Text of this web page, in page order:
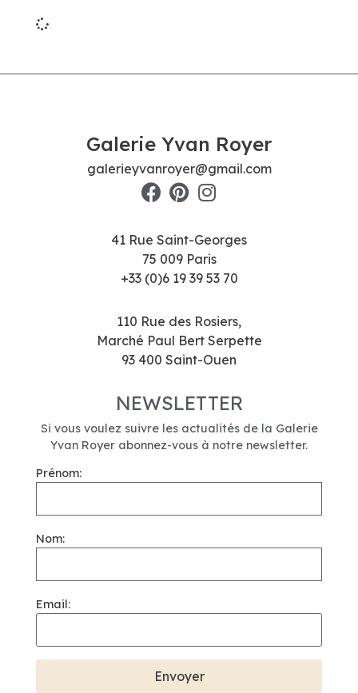
Galerie Yvan Royer
galerieyvanroyer@gmail.com
41 Rue Saint-Georges
75 009 Paris
+33 (0)6 19 39 53 70
110 Rue des Rosiers,
Marché Paul Bert Serpette
93 400 Saint-Ouen
NEWSLETTER
Si vous voulez suivre les actualités de la Galerie
Yvan Royer abonnez-vous à notre newsletter.
Prénom:
Nom:
Email: